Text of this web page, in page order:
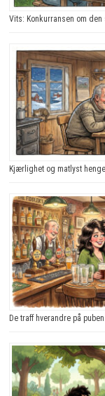
Vits: Konkurransen om den
Kjærlighet og matlyst
De traff hverandre på